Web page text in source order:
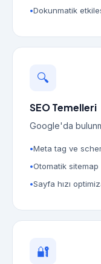
Dokunmatik
🔍
SEO Temelleri
Google'da
Meta tag ve
Otomatik sitemap
Sayfa hızı
🔐